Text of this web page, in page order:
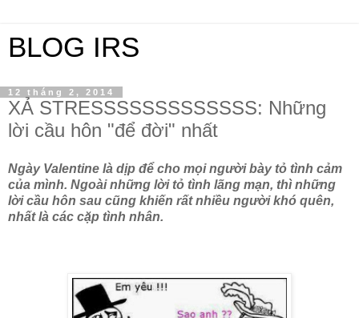
BLOG IRS
12 tháng 2, 2014
XẢ STRESSSSSSSSSSSSS: Những
lời cầu hôn "để đời" nhất
Ngày Valentine là dịp để cho mọi người bày tỏ tình cảm
của mình. Ngoài những lời tỏ tình lãng mạn, thì những
lời cầu hôn sau cũng khiến rất nhiều người khó quên,
nhất là các cặp tình nhân.